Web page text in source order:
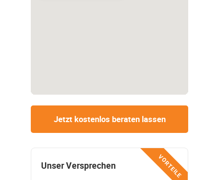
Jetzt kostenlos beraten lassen
VORTEILE
Unser Versprechen